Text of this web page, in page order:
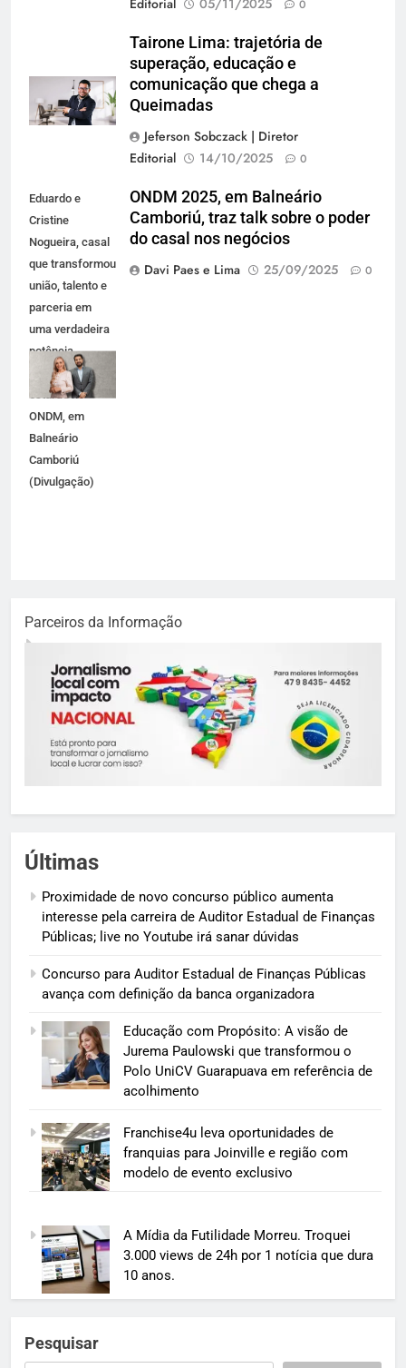
Editorial 05/11/2025 0
Tairone Lima: trajetória de
superação, educação e
comunicação que chega a
Queimadas
Jeferson Sobczack | Diretor
Editorial
14/10/2025 0
Eduardo e
Cristine
Nogueira, casal
que transformou
união, talento e
parceria em
uma verdadeira
potência
empresarial
estarão no
ONDM, em
Balneário
Camboriú
(Divulgação)
ONDM 2025, em Balneário
Camboriú, traz talk sobre o poder
do casal nos negócios
Davi Paes e Lima
25/09/2025 0
Parceiros da Informação
Últimas
Proximidade de novo concurso público aumenta
interesse pela carreira de Auditor Estadual de Finanças
Públicas; live no Youtube irá sanar dúvidas
Concurso para Auditor Estadual de Finanças Públicas
avança com definição da banca organizadora
Educação com Propósito: A visão de
Jurema Paulowski que transformou o
Polo UniCV Guarapuava em referência de
acolhimento
Franchise4u leva oportunidades de
franquias para Joinville e região com
modelo de evento exclusivo
A Mídia da Futilidade Morreu. Troquei
3.000 views de 24h por 1 notícia que dura
10 anos.
Pesquisar